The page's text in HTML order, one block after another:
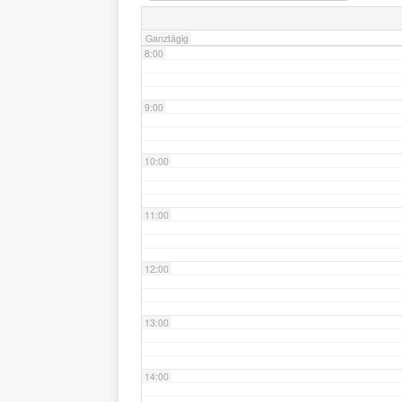
Ganztägig
8:00
9:00
10:00
11:00
12:00
13:00
14:00